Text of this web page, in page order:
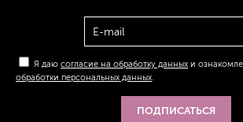
Я даю согласие на обработку данных и
обработки персональных данных
ПОДПИСАТЬСЯ